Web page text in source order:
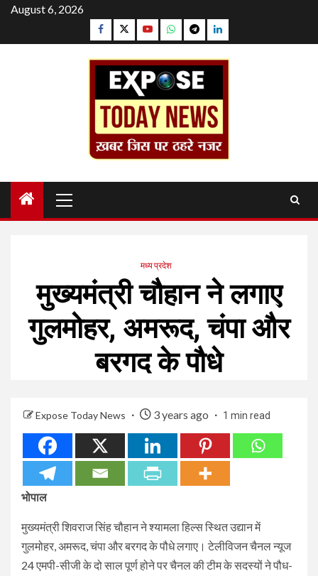
Skip
content
August 6, 2026
Facebook
TwitterYouTubeWhatsapp
TelegramLinkedin
Menu
मध्य प्रदेश
मुख्यमंत्री चौहान ने लगाए
गुलमोहर, अमरूद, चंपा और
बरगद के पौधे
Expose Today News 3 years ago 1 min read
भोपाल
मुख्यमंत्री शिवराज सिंह चौहान ने श्यामला हिल्स स्थित उद्यान में
गुलमोहर, अमरूद, चंपा और बरगद के पौधे लगाए। टेलीविजन चैनल न्यूज
24 एमपी-सीजी के दो साल पूर्ण होने पर चैनल की टीम के सदस्यों ने पौध-